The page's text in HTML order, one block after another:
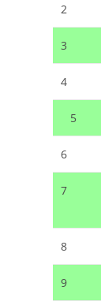
2
3
4
5
6
7
8
9